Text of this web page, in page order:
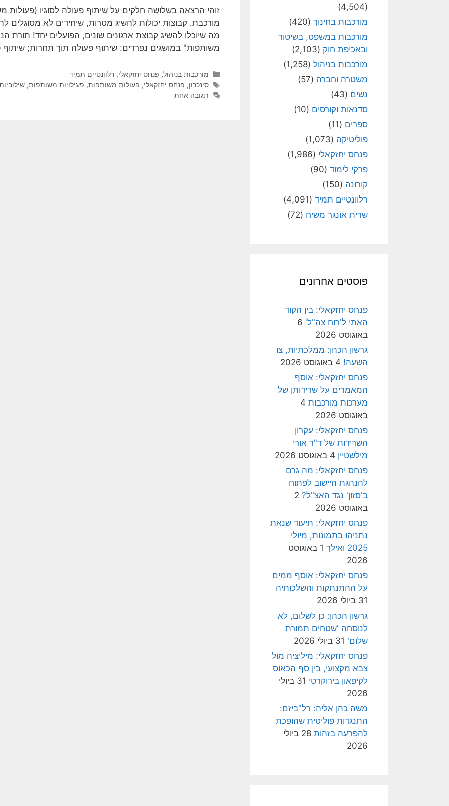
זוהי הרצאה בשלושה חלקים על שיתוף פעולה לסוגיו (פעולות
מורכבת. קבוצות יכולות להשיג מטרות, שיחידים לא מסוגלים
מה שיוכלו להשיג קבוצת ארגונים שונים, הפועלים יחד! תורת
משותפות" במושגים נפרדים: שיתוף פעולה תוך תחרות; שיתוף
קטגוריות
מורכבות בניהול, פנחס יחזקאלי, רלוונטיים תמיד
תגיות
סינכרון, פנחס יחזקאלי, פעולות משותפות, פעילויות משותפות,
תגובה אחת
(4,504)
מורכבות בחינוך (420)
מורכבות במשפט, בשיטור
ובאכיפת חוק (2,103)
מורכבות בניהול (1,258)
משטרה וחברה (57)
נשים (43)
סדנאות וקורסים (10)
ספרים (11)
פוליטיקה (1,073)
פנחס יחזקאלי (1,986)
פרקי לימוד (90)
קורונה (150)
רלוונטיים תמיד (4,091)
שרית אונגר משיח (72)
פוסטים אחרונים
פנחס יחזקאלי: בין הקוד
האתי ל'רוח צה"ל' 6
באוגוסט 2026
גרשון הכהן: ממלכתיות, צו
השעה! 4 באוגוסט 2026
פנחס יחזקאלי: אוסף
המאמרים על שרידותן של
מערכות מורכבות 4
באוגוסט 2026
פנחס יחזקאלי: עקרון
השרידות של ד"ר אורי
מילשטיין 4 באוגוסט 2026
פנחס יחזקאלי: מה גרם
להנהגת היישוב לפתוח
ב'סזון' נגד האצ"ל? 2
באוגוסט 2026
פנחס יחזקאלי: תיעוד שנאת
נתניהו בתמונות, מיולי
2025 ואילך
1 באוגוסט
2026
פנחס יחזקאלי: אוסף ממים
על ההתנתקות והשלכותיה
31 ביולי 2026
גרשון הכהן: כן לשלום, לא
לנוסחה 'שטחים תמורת
שלום' 31 ביולי 2026
פנחס יחזקאלי: מיליציה מול
צבא מקצועי, בין סף הכאוס
לקיפאון בירוקרטי
31 ביולי
2026
משה כהן אליה: רל"ביזם:
התנגדות פוליטית שהופכת
להפרעה בזהות
28 ביולי
2026